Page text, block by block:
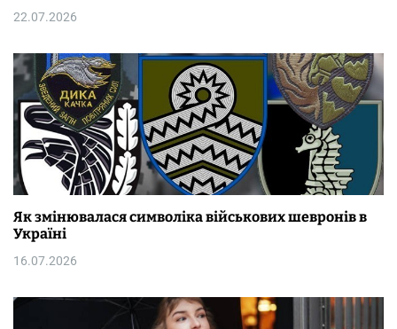
22.07.2026
Як змінювалася символіка військових шевронів в
Україні
16.07.2026